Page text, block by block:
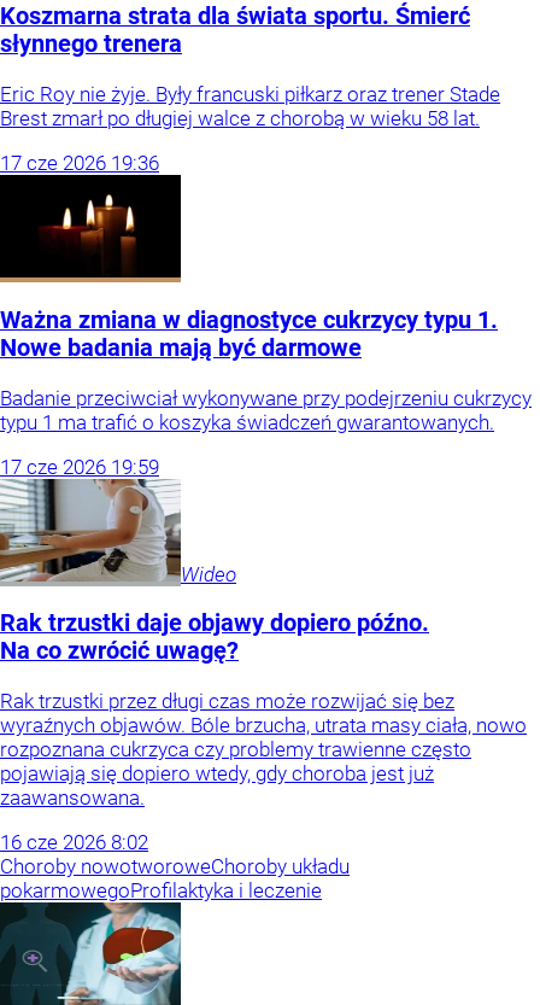
Koszmarna strata dla świata sportu. Śmierć
słynnego trenera
Eric Roy nie żyje. Były francuski piłkarz oraz trener Stade
Brest zmarł po długiej walce z chorobą w wieku 58 lat.
17 cze 2026 19:36
Ważna zmiana w diagnostyce cukrzycy typu 1.
Nowe badania mają być darmowe
Badanie przeciwciał wykonywane przy podejrzeniu cukrzycy
typu 1 ma trafić o koszyka świadczeń gwarantowanych.
17 cze 2026 19:59
Wideo
Rak trzustki daje objawy dopiero późno.
Na co zwrócić uwagę?
Rak trzustki przez długi czas może rozwijać się bez
wyraźnych objawów. Bóle brzucha, utrata masy ciała, nowo
rozpoznana cukrzyca czy problemy trawienne często
pojawiają się dopiero wtedy, gdy choroba jest już
zaawansowana.
16 cze 2026 8:02
Choroby nowotworoweChoroby układu
pokarmowegoProfilaktyka i leczenie